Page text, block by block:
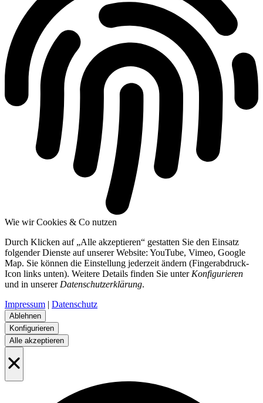
Wie wir Cookies & Co nutzen
Durch Klicken auf „Alle akzeptieren“ gestatten Sie den Einsatz
folgender Dienste auf unserer Website: YouTube, Vimeo, Google
Map. Sie können die Einstellung jederzeit ändern (Fingerabdruck-
Icon links unten). Weitere Details finden Sie unter Konfigurieren
und in unserer Datenschutzerklärung.
Impressum | Datenschutz
Ablehnen
Konfigurieren
Alle akzeptieren